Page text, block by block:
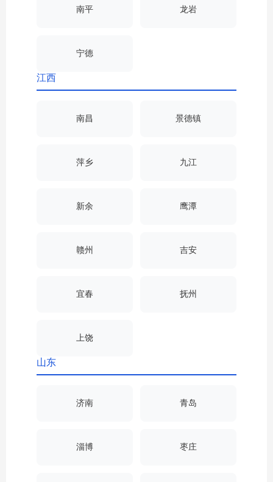
南平 龙岩
宁德
江西
南昌 景德镇
萍乡 九江
新余 鹰潭
赣州 吉安
宜春 抚州
上饶
山东
济南 青岛
淄博 枣庄